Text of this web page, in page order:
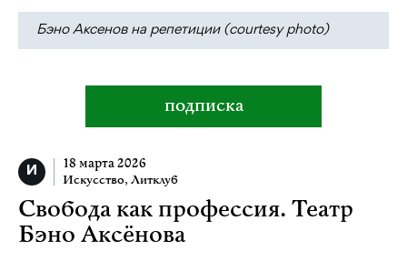
Бэно Аксенов на репетиции (courtesy photo)
подписка
18 марта 2026
Искусство, Литклуб
Свобода как профессия. Театр
Бэно Аксёнова